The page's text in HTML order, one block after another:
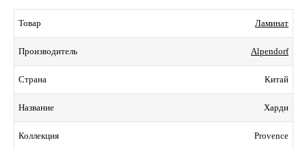
Товар Ламинат
Производитель Alpendorf
Страна Китай
Название Харди
Коллекция Provence